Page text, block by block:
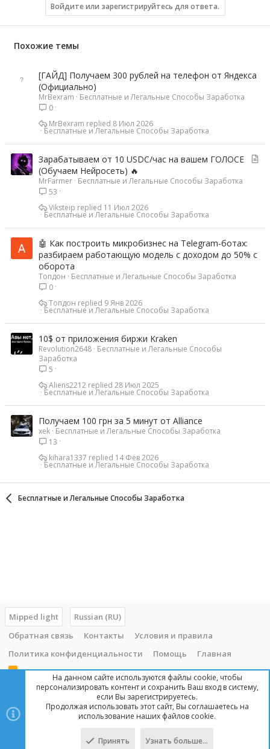
Войдите или зарегистрируйтесь для ответа.
Похожие темы
[ГАЙД] Получаем 300 рублей на телефон от Яндекса
(Официально)
MrBexram
Бесплатные и Легальные Способы Заработка
0
Бесплатные и Легальные Способы Заработка
8 Июл 2026
MrBexram
Зарабатываем от 10 USDC/час на вашем ГОЛОСЕ
(Обучаем Нейросеть) 🔥
MrFarmer Бесплатные и Легальные Способы Заработка
53
Бесплатные и Легальные Способы Заработка
11 Июл 2026
Viksteip
🤖 Как построить микробизнес на Telegram-ботах:
разбираем работающую модель с доходом до 50% с
оборота
Топдон
Бесплатные и Легальные Способы Заработка
0
Бесплатные и Легальные Способы Заработка
9 Янв 2026
Топдон
10$ от приложения биржи Kraken
Revolution2648 Бесплатные и Легальные Способы
Заработка
5
Бесплатные и Легальные Способы Заработка
28 Июл 2025
Aliens2212
Получаем 100 грн за 5 минут от Alliance
xek Бесплатные и Легальные Способы Заработка
13
Бесплатные и Легальные Способы Заработка
14 Фев 2026
kihara1337
Бесплатные и Легальные Способы Заработка
Mipped light
Russian (RU)
Обратная связь
Контакты
Условия и правила
Политика конфиденциальности
Помощь Главная
R
Copyright © 2014 - 2025, mipped.com. Все права защищены. При
копировании материала с сайта, обратная ссылка обязательна!
На данном сайте используются файлы cookie, чтобы
персонализировать контент и сохранить Ваш вход в систему,
если Вы зарегистрируетесь.
Продолжая использовать этот сайт, Вы соглашаетесь на
использование наших файлов cookie.
Принять Узнать больше…